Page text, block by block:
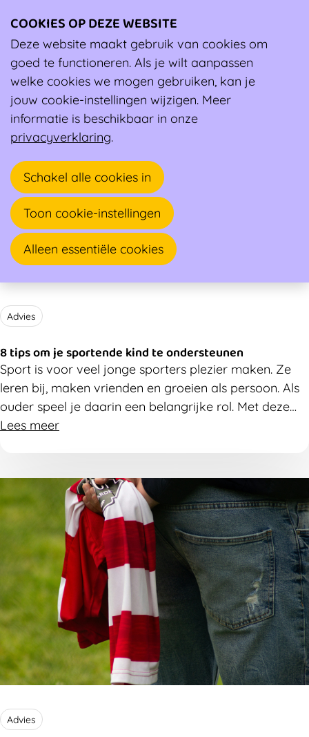
Wiki Berichten over Advies
Advies
8 tips om je sportende kind te ondersteunen
Sport is voor veel jonge sporters plezier maken. Ze
leren bij, maken vrienden en groeien als persoon. Als
ouder speel je daarin een belangrijke rol. Met deze
acht tips help je je sportende kind om sport leuk en
Lees meer
Advies
COOKIES OP DEZE WEBSITE
Deze website maakt gebruik van cookies om
goed te functioneren. Als je wilt aanpassen
welke cookies we mogen gebruiken, kan je
jouw cookie-instellingen wijzigen. Meer
informatie is beschikbaar in onze
privacyverklaring.
Schakel alle cookies in
Toon cookie-instellingen
Alleen essentiële cookies